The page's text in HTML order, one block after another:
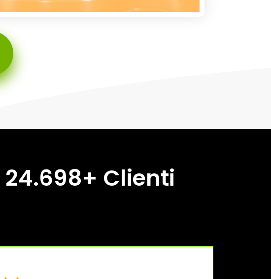
24.698+ Clienti